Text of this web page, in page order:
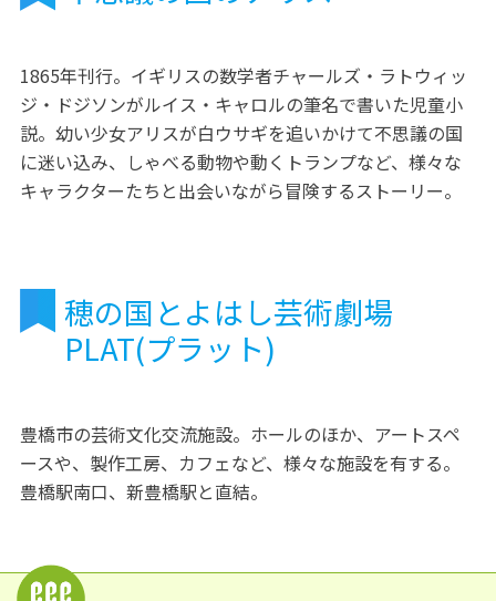
1865年刊行。イギリスの数学者チャールズ・ラトウィッ
ジ・ドジソンがルイス・キャロルの筆名で書いた児童小
説。幼い少女アリスが白ウサギを追いかけて不思議の国
に迷い込み、しゃべる動物や動くトランプなど、様々な
キャラクターたちと出会いながら冒険するストーリー。
穂の国とよはし芸術劇場
PLAT(プラット)
豊橋市の芸術文化交流施設。ホールのほか、アートスペ
ースや、製作工房、カフェなど、様々な施設を有する。
豊橋駅南口、新豊橋駅と直結。